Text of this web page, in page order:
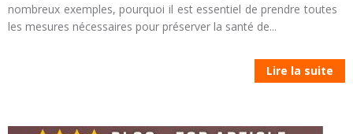
nombreux exemples, pourquoi il est essentiel de prendre toutes
les mesures nécessaires pour préserver la santé de...
Lire la suite